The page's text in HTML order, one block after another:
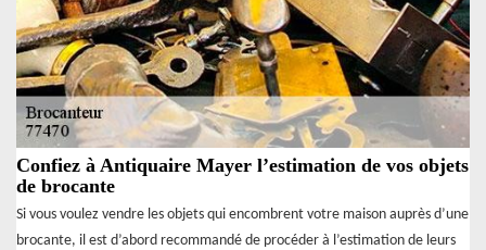
Confiez à Antiquaire Mayer l’estimation de vos objets
de brocante
Si vous voulez vendre les objets qui encombrent votre maison auprès d’une
brocante, il est d’abord recommandé de procéder à l’estimation de leurs